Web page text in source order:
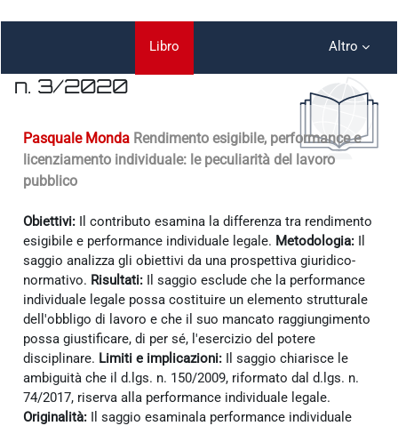
Libro Altro
n. 3/2020
Pasquale Monda Rendimento esigibile, performance e
licenziamento individuale: le peculiarità del lavoro
pubblico
Obiettivi: Il contributo esamina la differenza tra rendimento
esigibile e performance individuale legale. Metodologia: Il
saggio analizza gli obiettivi da una prospettiva giuridico-
normativo. Risultati: Il saggio esclude che la performance
individuale legale possa costituire un elemento strutturale
dell'obbligo di lavoro e che il suo mancato raggiungimento
possa giustificare, di per sé, l'esercizio del potere
disciplinare. Limiti e implicazioni: Il saggio chiarisce le
ambiguità che il d.lgs. n. 150/2009, riformato dal d.lgs. n.
74/2017, riserva alla performance individuale legale.
Originalità: Il saggio esaminala performance individuale